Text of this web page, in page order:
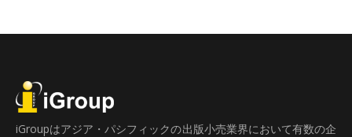
iGroupはアジア・パシフィックの出版小売業界において有数の企